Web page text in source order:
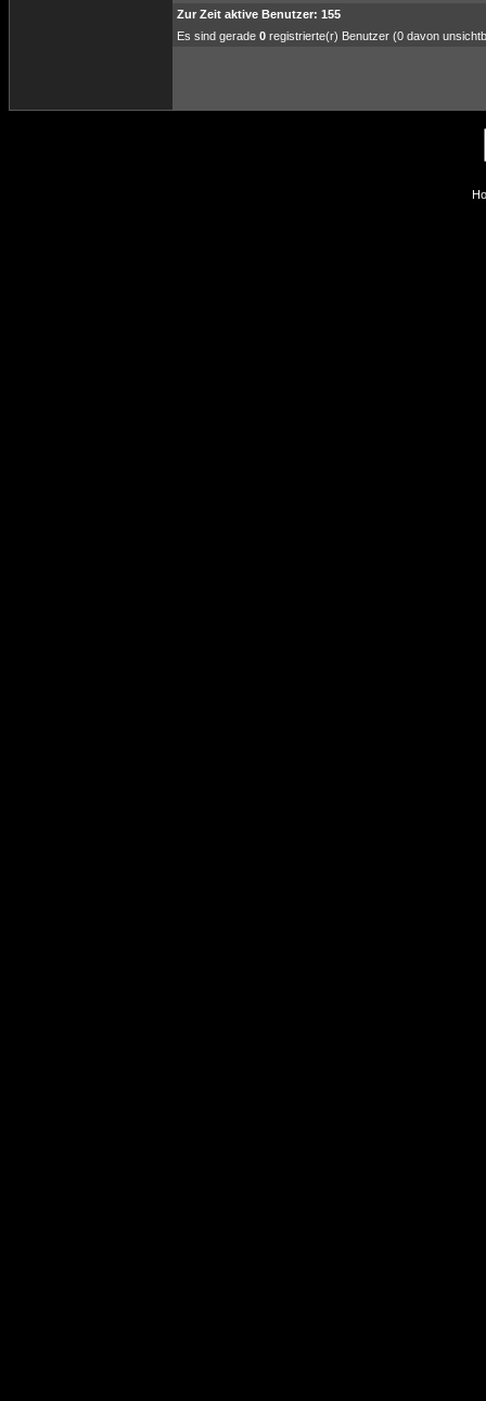
Zur Zeit aktive Benutzer: 155
Es sind gerade 0 registrierte(r) Benutzer (0 davon